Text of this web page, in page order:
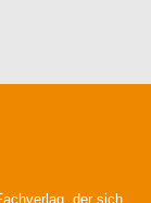
der sich